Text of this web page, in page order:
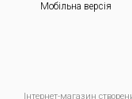
Мобільна версія
Інтернет-магазин